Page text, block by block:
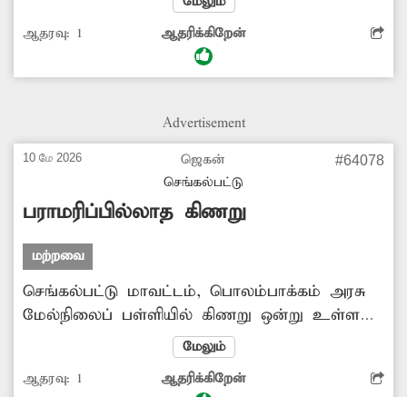
செல்பவர்கள், சாலையில் பள்ளம் தெரியாமல்
கீழே விழுந்து விபத்துகளில் சிக்குகின்றனர்.
எனவே, அந்த சாலைகளில் செல்லும் போது
செல்கின்றனர். இதுகுறித்து நெடுஞ்சாலைத்
துறை அதிகாரிகள் உரிய நடவடிக்கை எடுத்து
சாலையை சீரமைக்க வேண்டும்.
ஆதரவு: 1 ஆதரிக்கிறேன்
Advertisement
10 மே 2026
ஜெகன்
செங்கல்பட்டு
#64078
பராமரிப்பில்லாத கிணறு
மற்றவை
செங்கல்பட்டு மாவட்டம், பொலம்பாக்கம் அரசு
மேல்நிலைப் பள்ளியில் கிணறு ஒன்று உள்ளது.
இந்த கிணறு பராமரிப்பு இல்லாமல் மிகவும்
மோசமான நிலையில் கிடக்கிறது. இந்த
கிணற்றை சுத்தம் செய்தால் பள்ளியில் உள்ள
மேலும்
ஆதரவு: 1 ஆதரிக்கிறேன்